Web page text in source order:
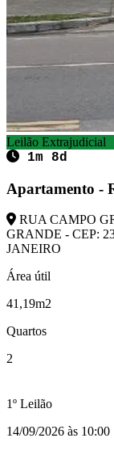
Leilão Extrajudicial
1m 8d
Apartamento -
RUA CAMPO
GRANDE - CEP:
JANEIRO
Área útil
41,19m2
Quartos
2
1º Leilão
14/09/2026 às 10:00